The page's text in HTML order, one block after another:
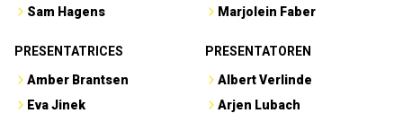
Sam Hagens
Marjolein Faber
PRESENTATRICES
Amber Brantsen
Eva Jinek
PRESENTATOREN
Albert Verlinde
Arjen Lubach